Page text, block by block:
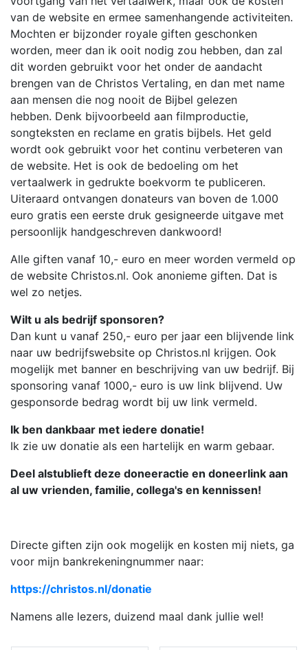
van de website en ermee samenhangende activiteiten.
Mochten er bijzonder royale giften geschonken
worden, meer dan ik ooit nodig zou hebben, dan zal
dit worden gebruikt voor het onder de aandacht
brengen van de Christos Vertaling, en dan met name
aan mensen die nog nooit de Bijbel gelezen
hebben. Denk bijvoorbeeld aan filmproductie,
songteksten en reclame en gratis bijbels. Het geld
wordt ook gebruikt voor het continu verbeteren van
de website. Het is ook de bedoeling om het
vertaalwerk in gedrukte boekvorm te publiceren.
Uiteraard ontvangen donateurs van boven de 1.000
euro gratis een eerste druk gesigneerde uitgave met
persoonlijk handgeschreven dankwoord!
Alle giften vanaf 10,- euro en meer worden vermeld op
de website Christos.nl. Ook anonieme giften. Dat is
wel zo netjes.
Wilt u als bedrijf sponsoren?
Dan kunt u vanaf 250,- euro per jaar een blijvende link
naar uw bedrijfswebsite op Christos.nl krijgen. Ook
mogelijk met banner en beschrijving van uw bedrijf. Bij
sponsoring vanaf 1000,- euro is uw link blijvend. Uw
gesponsorde bedrag wordt bij uw link vermeld.
Ik ben dankbaar met iedere donatie!
Ik zie uw donatie als een hartelijk en warm gebaar.
Deel alstublieft deze doneeractie en doneerlink aan
al uw vrienden, familie, collega's en kennissen!
Directe giften zijn ook mogelijk en kosten mij niets, ga
voor mijn bankrekeningnummer naar:
https://christos.nl/donatie
Namens alle lezers, duizend maal dank jullie wel!